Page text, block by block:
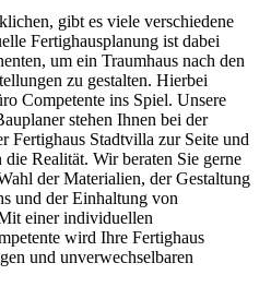
gibt es viele verschiedene
Fertighausplanung ist dabei
um ein Traumhaus nach den
zu gestalten. Hierbei
Competente ins Spiel. Unsere
stehen Ihnen bei der
Fertighaus Stadtvilla zur Seite und
Realität. Wir beraten Sie gerne
der Materialien, der Gestaltung
und der Einhaltung von
einer individuellen
wird Ihre Fertighaus
und unverwechselbaren